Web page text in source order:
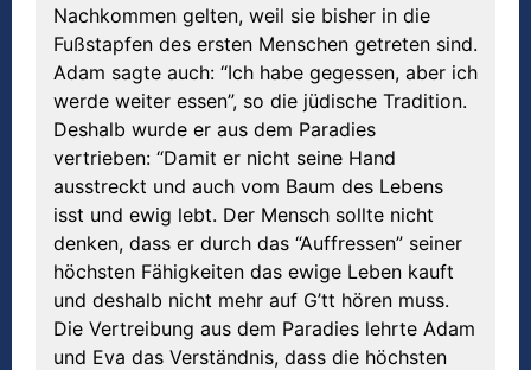
Nachkommen gelten, weil sie bisher in die
Fußstapfen des ersten Menschen getreten sind.
Adam sagte auch: “Ich habe gegessen, aber ich
werde weiter essen”, so die jüdische Tradition.
Deshalb wurde er aus dem Paradies
vertrieben: “Damit er nicht seine Hand
ausstreckt und auch vom Baum des Lebens
isst und ewig lebt. Der Mensch sollte nicht
denken, dass er durch das “Auffressen” seiner
höchsten Fähigkeiten das ewige Leben kauft
und deshalb nicht mehr auf G’tt hören muss.
Die Vertreibung aus dem Paradies lehrte Adam
und Eva das Verständnis, dass die höchsten